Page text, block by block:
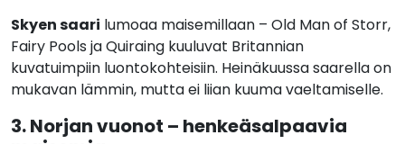
Skyen saari lumoaa maisemillaan – Old Man of Storr,
Fairy Pools ja Quiraing kuuluvat Britannian
kuvatuimpiin luontokohteisiin. Heinäkuussa saarella on
mukavan lämmin, mutta ei liian kuuma vaeltamiselle.
3. Norjan vuonot – henkeäsalpaavia